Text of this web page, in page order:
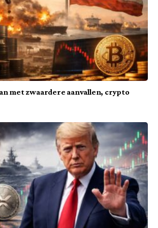
met zwaardere aanvallen, crypto